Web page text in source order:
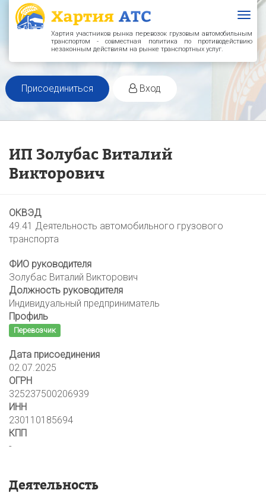
Хартия участников рынка перевозок грузовым автомобильным
транспортом - совместная политика по противодействию
незаконным действиям на рынке транспортных услуг.
Присоединиться Вход
ИП Золубас Виталий
Викторович
ОКВЭД
49.41 Деятельность автомобильного грузового
транспорта
ФИО руководителя
Золубас Виталий Викторович
Должность руководителя
Индивидуальный предприниматель
Профиль
Перевозчик
Дата присоединения
02.07.2025
ОГРН
325237500206939
ИНН
230110185694
КПП
-
Деятельность